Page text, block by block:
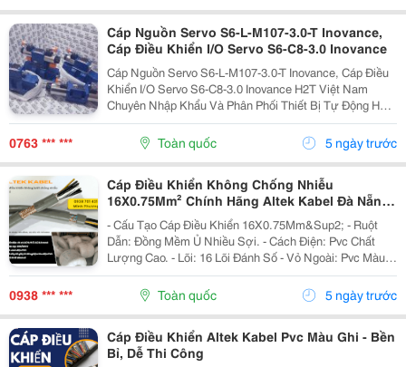
Cáp Nguồn Servo S6-L-M107-3.0-T Inovance,
Cáp Điều Khiển I/O Servo S6-C8-3.0 Inovance
Cáp Nguồn Servo S6-L-M107-3.0-T Inovance, Cáp Điều
Khiển I/O Servo S6-C8-3.0 Inovance H2T Việt Nam
Chuyên Nhập Khẩu Và Phân Phối Thiết Bị Tự Động Hóa
Tại Việt Nam Thông Tin Liên Hệ: Dt/Zalo:0763836381
0763 *** *** Toàn quốc 5 ngày trước
Cáp Điều Khiển Không Chống Nhiễu
16X0.75Mm² Chính Hãng Altek Kabel Đà Nẵng,
Huế
- Cấu Tạo Cáp Điều Khiển 16X0.75Mm&Sup2; - Ruột
Dẫn: Đồng Mềm Ủ Nhiều Sợi. - Cách Điện: Pvc Chất
Lượng Cao. - Lõi: 16 Lõi Đánh Số - Vỏ Ngoài: Pvc Màu
Xám Chống Mài Mòn. Ưu Điểm ✔ Dẫn Tín Hiệu Ổn Định.
0938 *** *** Toàn quốc 5 ngày trước
Cáp Điều Khiển Altek Kabel Pvc Màu Ghi - Bền
Bỉ, Dễ Thi Công